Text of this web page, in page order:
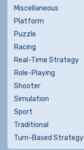
Miscellaneous
Platform
Puzzle
Racing
Real-Time Strategy
Role-Playing
Shooter
Simulation
Sport
Traditional
Turn-Based Strategy